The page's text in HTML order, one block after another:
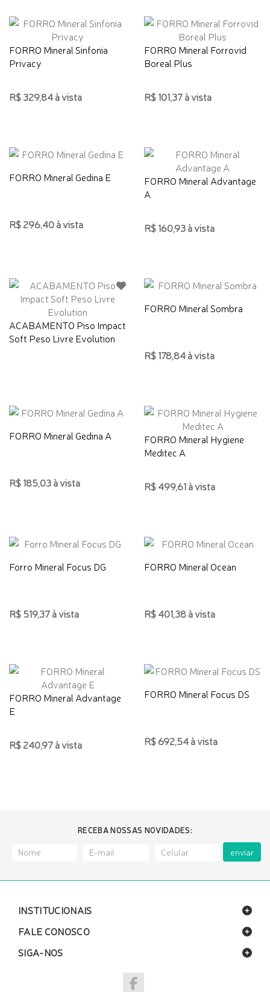
FORRO Mineral Sinfonia
Privacy
R$ 329,84 à vista
FORRO Mineral Forrovid
Boreal Plus
R$ 101,37 à vista
FORRO Mineral Gedina E
R$ 296,40 à vista
FORRO Mineral Advantage
A
R$ 160,93 à vista
ACABAMENTO Piso Impact
Soft Peso Livre Evolution
FORRO Mineral Sombra
R$ 178,84 à vista
FORRO Mineral Gedina A
R$ 185,03 à vista
FORRO Mineral Hygiene
Meditec A
R$ 499,61 à vista
Forro Mineral Focus DG
R$ 519,37 à vista
FORRO Mineral Ocean
R$ 401,38 à vista
FORRO Mineral Advantage
E
R$ 240,97 à vista
FORRO Mineral Focus DS
R$ 692,54 à vista
RECEBA NOSSAS NOVIDADES:
enviar
INSTITUCIONAIS
FALE CONOSCO
SIGA-NOS